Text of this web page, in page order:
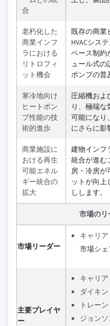
合
老朽化した
商業インフ
ラにおける
リトロフィ
ット機会
既存の商業
HVACシス
ペース制約
ュール式の
ポンプの普
寒冷地向け
ヒートポン
プ性能の技
術的進歩
圧縮機およ
り、極端
可能になり
にさらに影
商業施設に
おける再生
可能エネル
ギー統合の
拡大
建物インフ
統合が進む
房・冷房が
ットが向上
しします。
市場のリ
市場リーダー
キャリア
市場シェ
主要プレイヤ
ー
キャリア
ダイキン
トレーン
ジョン